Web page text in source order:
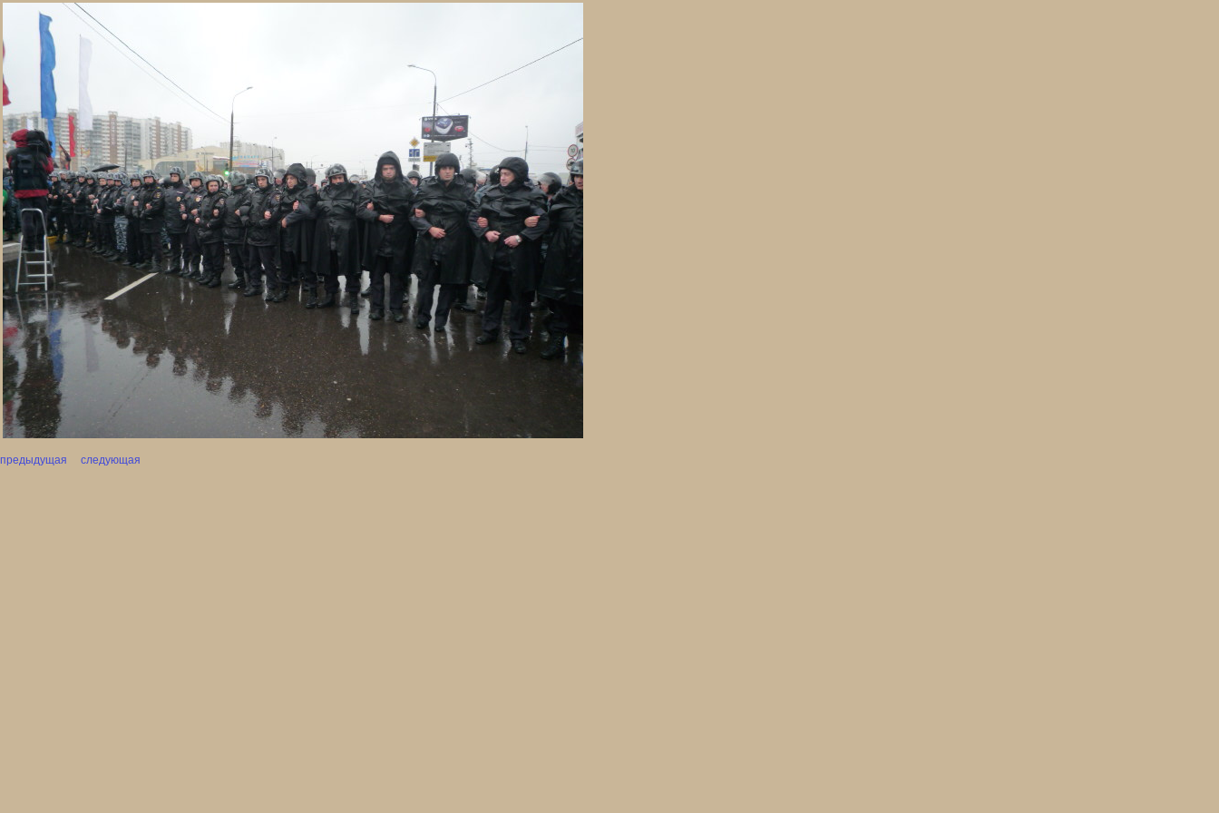
предыдущая следующая